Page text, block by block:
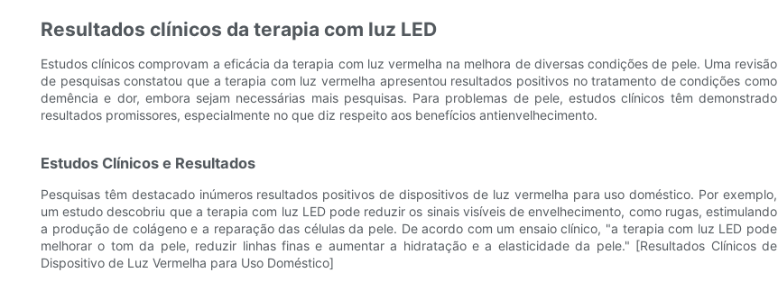
Resultados clínicos da terapia com luz LED
Estudos clínicos comprovam a eficácia da terapia com luz vermelha na melhora de diversas condições de pele. Uma revisão
de pesquisas constatou que a terapia com luz vermelha apresentou resultados positivos no tratamento de condições como
demência e dor, embora sejam necessárias mais pesquisas. Para problemas de pele, estudos clínicos têm demonstrado
resultados promissores, especialmente no que diz respeito aos benefícios antienvelhecimento.
Estudos Clínicos e Resultados
Pesquisas têm destacado inúmeros resultados positivos de dispositivos de luz vermelha para uso doméstico. Por exemplo,
um estudo descobriu que a terapia com luz LED pode reduzir os sinais visíveis de envelhecimento, como rugas, estimulando
a produção de colágeno e a reparação das células da pele. De acordo com um ensaio clínico, "a terapia com luz LED pode
melhorar o tom da pele, reduzir linhas finas e aumentar a hidratação e a elasticidade da pele." [Resultados Clínicos de
Dispositivo de Luz Vermelha para Uso Doméstico]